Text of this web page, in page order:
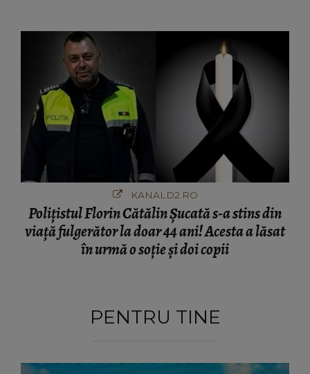
KANALD2.RO
Polițistul Florin Cătălin Șucată s-a stins din
viață fulgerător la doar 44 ani! Acesta a lăsat
în urmă o soție și doi copii
PENTRU TINE